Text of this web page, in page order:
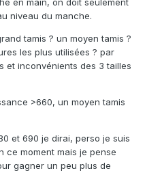
en main, on doit seulement
niveau du manche.
tamis ? un moyen tamis ?
les plus utilisées ? par
et inconvénients des 3 tailles
>660, un moyen tamis
et 690 je dirai, perso je suis
ce moment mais je pense
gagner un peu plus de